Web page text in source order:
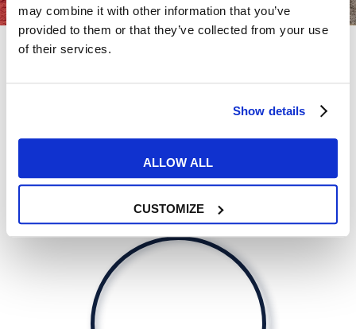
may combine it with other information that you’ve
provided to them or that they’ve collected from your use
of their services.
Show details
ALLOW ALL
CUSTOMIZE
Scopri i format dei nostri corsi
A scuola, da remoto oppure entrambi?
Personalizza al massimo il tuo nuovo corso
di inglese.